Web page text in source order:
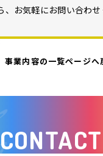
、お気軽にお問い合わせ
事業内容の一覧ページへ
CONTACT